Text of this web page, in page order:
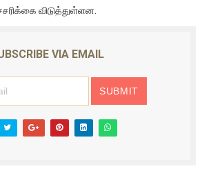
அதிக காலெக்ஷன் செய்த
விடுத்துள்ளன.
VIA EMAIL